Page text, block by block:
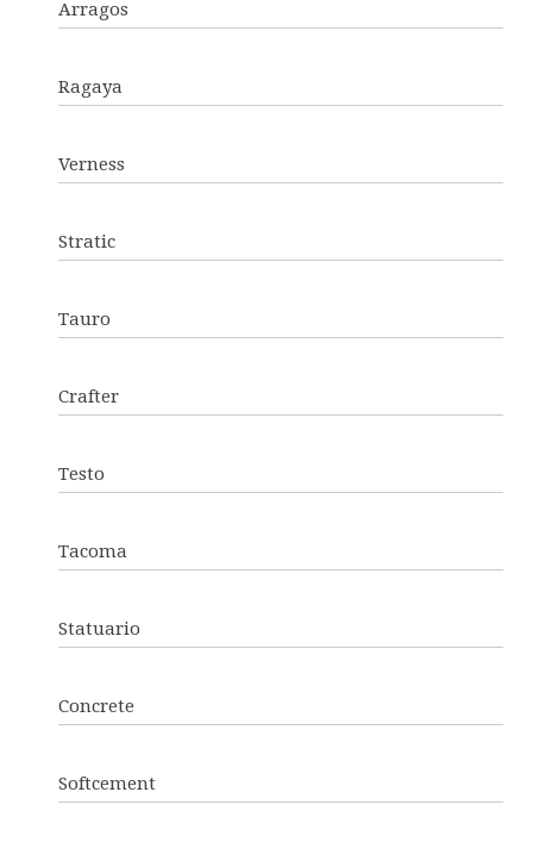
Arragos
Ragaya
Verness
Stratic
Tauro
Crafter
Testo
Tacoma
Statuario
Concrete
Softcement